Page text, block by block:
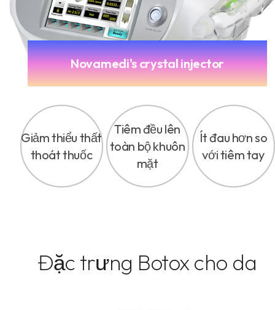
Novamedi's crystal injector
Giảm thiểu thất
thoát thuốc
Tiêm đều lên
toàn bộ khuôn
mặt
Ít đau hơn so
với tiêm tay
Đặc trưng Botox cho da